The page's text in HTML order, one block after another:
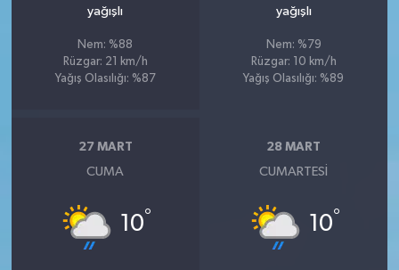
yağışlı
Nem: %88
Rüzgar: 21 km/h
Yağış Olasılığı: %87
yağışlı
Nem: %79
Rüzgar: 10 km/h
Yağış Olasılığı: %89
27 MART
CUMA
10°
28 MART
CUMARTESI
10°